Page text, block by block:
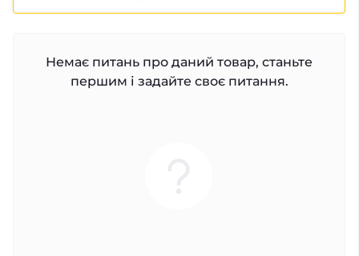
Немає питань про даний товар, станьте
першим і задайте своє питання.